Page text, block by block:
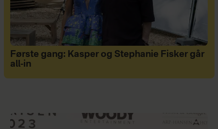
Første gang: Kasper og Stephanie Fisker går
all-in